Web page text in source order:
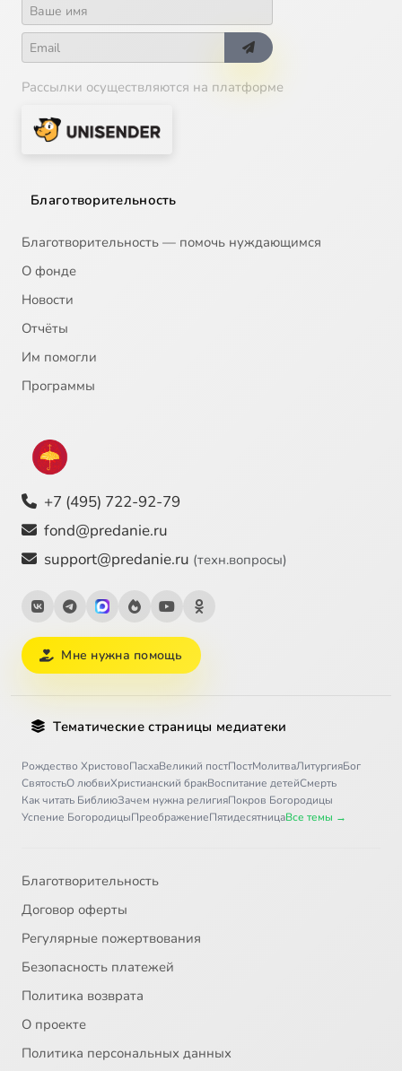
Рассылки осуществляются на платформе
Благотворительность
Благотворительность — помочь нуждающимся
О фонде
Новости
Отчёты
Им помогли
Программы
+7 (495) 722-92-79
fond@predanie.ru
support@predanie.ru (техн.вопросы)
Мне нужна помощь
Тематические страницы медиатеки
Рождество ХристовоПасхаВеликий постПостМолитваЛитургияБог
СвятостьО любвиХристианский бракВоспитание детейСмерть
Как читать БиблиюЗачем нужна религияПокров Богородицы
Успение БогородицыПреображениеПятидесятницаВсе темы →
Благотворительность
Договор оферты
Регулярные пожертвования
Безопасность платежей
Политика возврата
О проекте
Политика персональных данных